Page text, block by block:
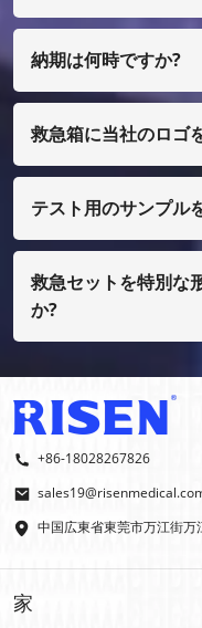
は、ペイパル、ウェス
ローなどで支払うことが
納期は何時ですか?
救急箱に当社のロゴ
とができます、ほんの
う必要があります
テスト用のサンプル
常の印刷ではない場合
す。
救急セットを特別な
か?
+86-18028267826
中国広東省東莞市万江街
家